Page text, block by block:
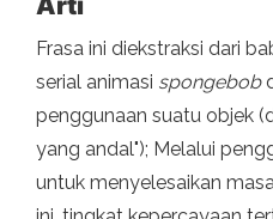
Frasa ini diekstraksi dari
serial animasi spongebob
penggunaan suatu objek
yang andal"); Melalui
untuk menyelesaikan